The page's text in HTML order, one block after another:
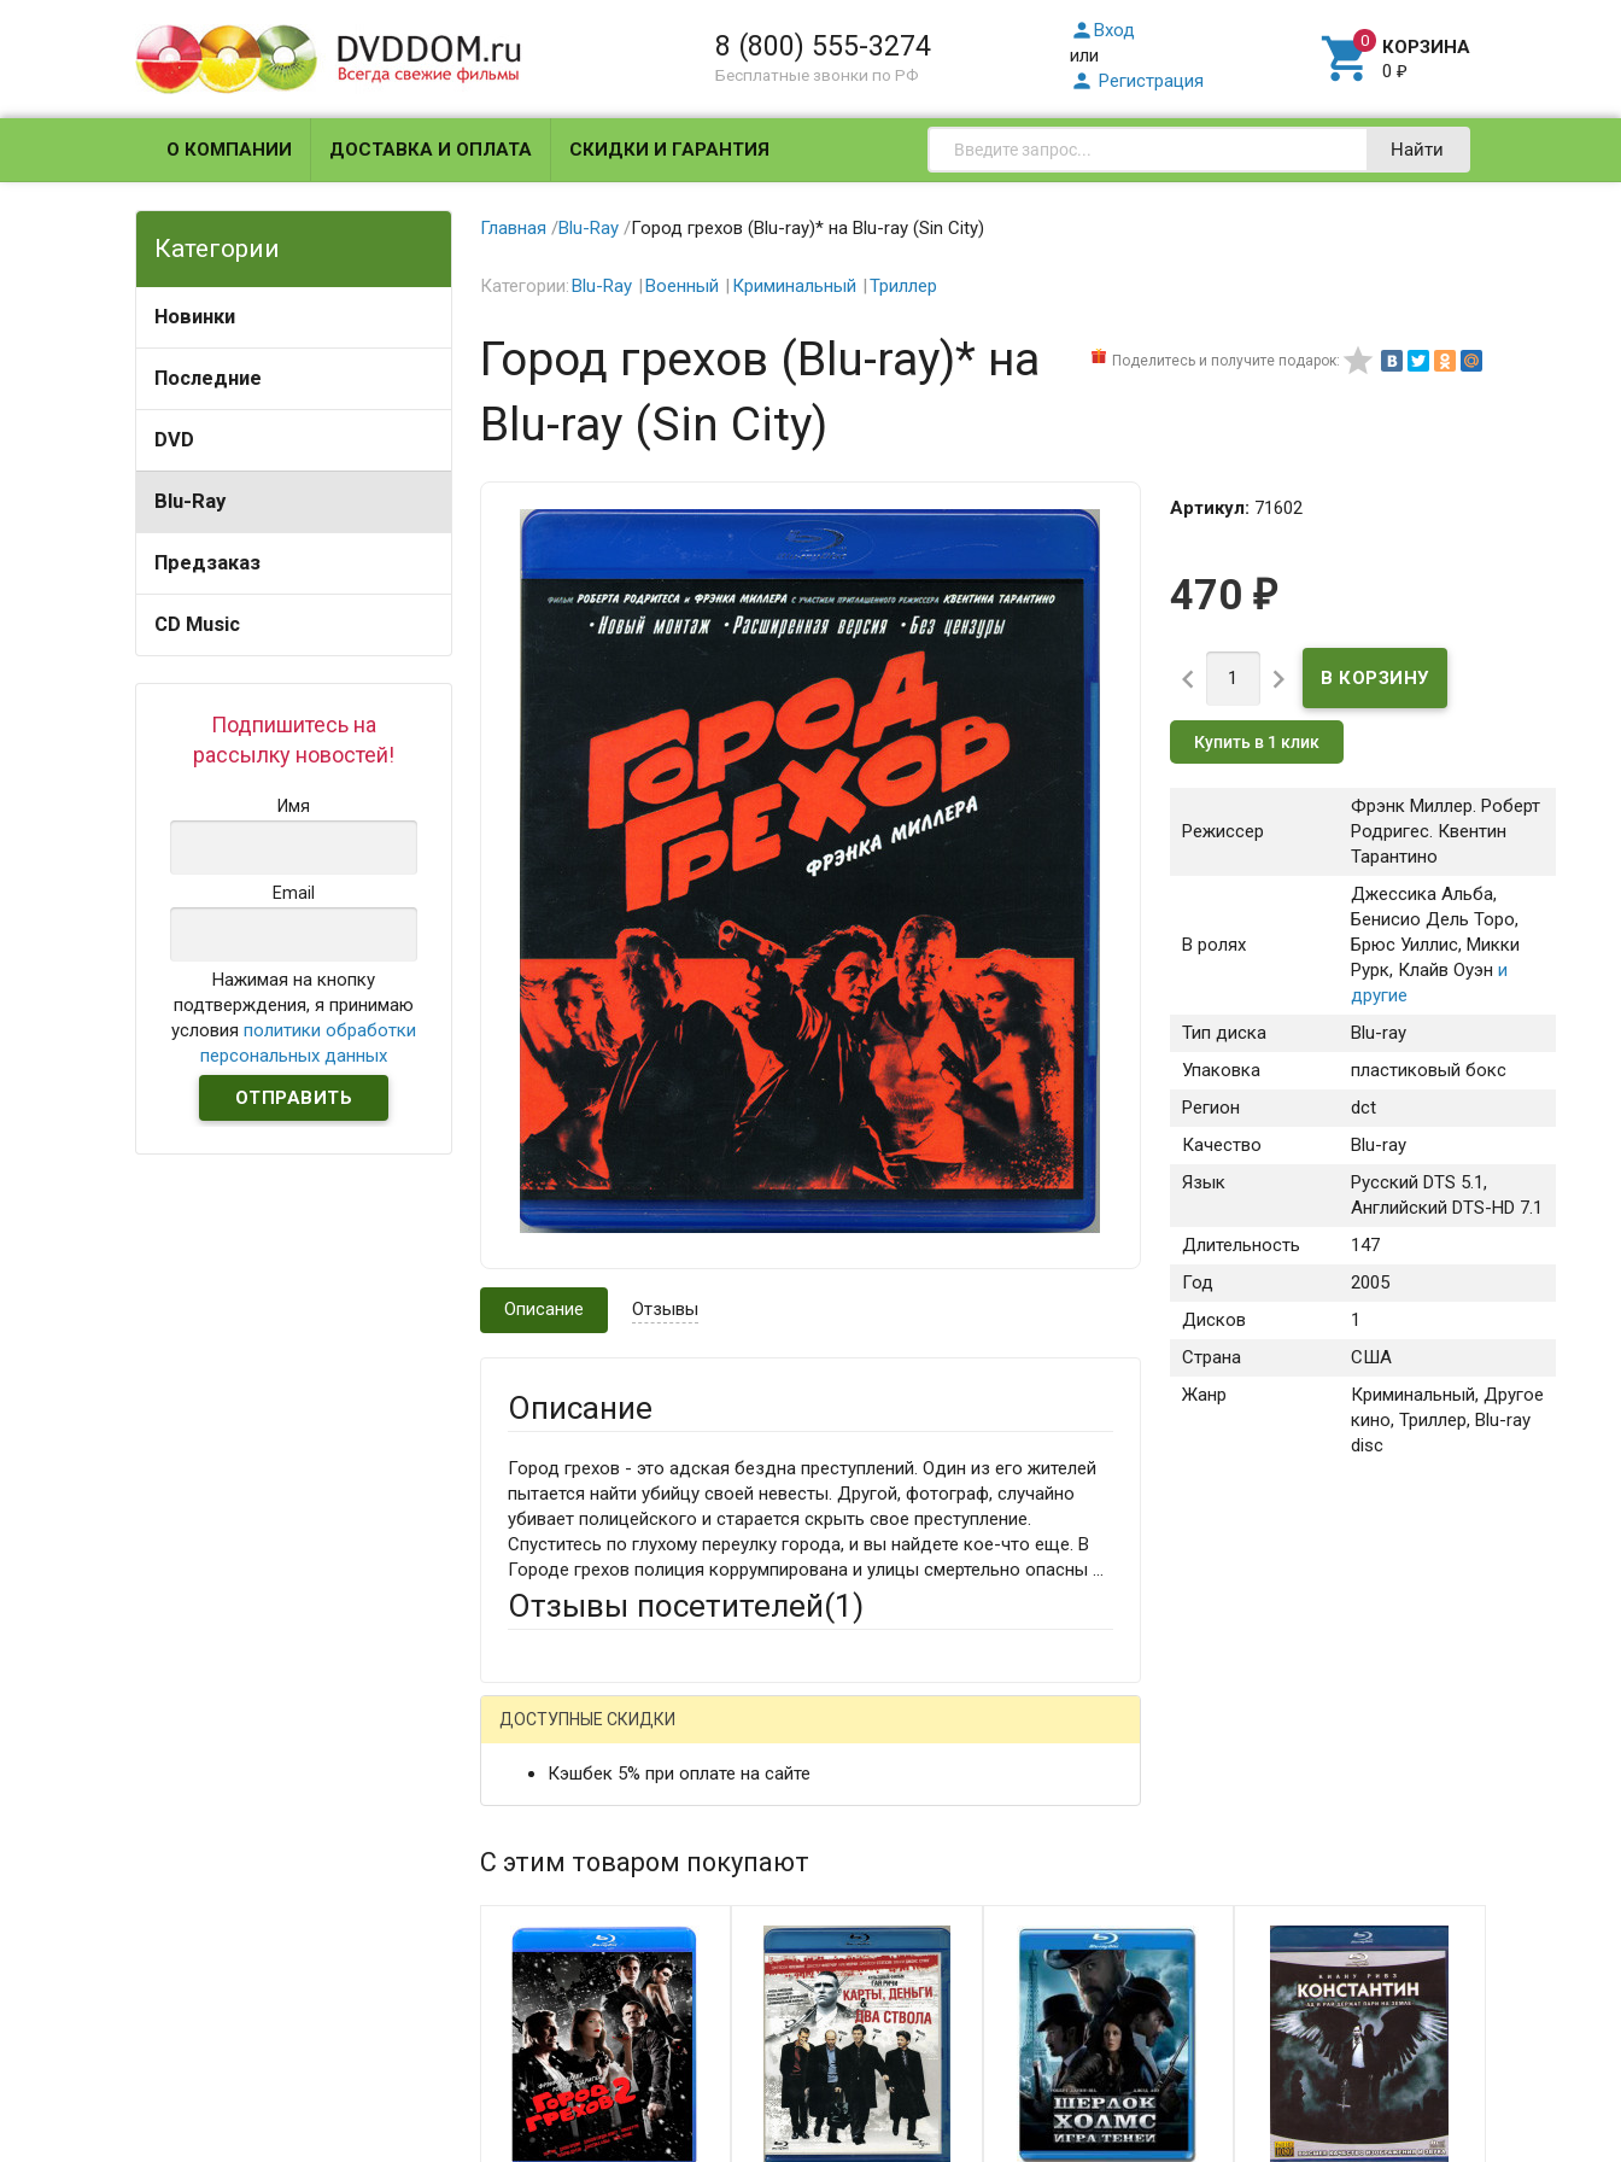
8 (800) 555-3274
Бесплатные звонки по РФ
Вход
или
 Регистрация  КОРЗИНА
0₽
О КОМПАНИИ ДОСТАВКА И ОПЛАТА СКИДКИ И ГАРАНТИЯ Найти
Категории
Новинки
Последние
DVD
Blu-Ray
Предзаказ
CD Music
Подпишитесь на
рассылку новостей!
Имя
Email
Нажимая на кнопку
подтверждения, я принимаю
условияполитики обработки
персональных данных
Главная /Blu-Ray /Город грехов (Blu-ray)* на Blu-ray (Sin City)
Категории:Blu-Ray Военный Криминальный Триллер
Поделитесь и получите подарок: 
Город грехов (Blu-ray)* на
Blu-ray (Sin City)
Артикул: 71602
470 ₽
 
Купить в 1 клик
Режиссер
Фрэнк Миллер. Роберт
Родригес. Квентин
Тарантино
В ролях
Джессика Альба,
Бенисио Дель Торо,
Брюс Уиллис, Микки
Рурк, Клайв Оуэн и
другие
Тип диска
Blu-ray
Упаковка
пластиковый бокс
Регион
dct
Качество
Blu-ray
Язык
Русский DTS 5.1,
Английский DTS-HD 7.1
Длительность
147
Год
2005
Дисков
1
Страна
США
Жанр
Криминальный, Другое
кино, Триллер, Blu-ray
disc
Описание Отзывы
Описание
Город грехов - это адская бездна преступлений. Один из его жителей
пытается найти убийцу своей невесты. Другой, фотограф, случайно
убивает полицейского и старается скрыть свое преступление.
Спуститесь по глухому переулку города, и вы найдете кое-что еще. В
Городе грехов полиция коррумпирована и улицы смертельно опасны ...
Отзывы посетителей(1)
ДОСТУПНЫЕ СКИДКИ
Кэшбек 5% при оплате на сайте
С этим товаром покупают